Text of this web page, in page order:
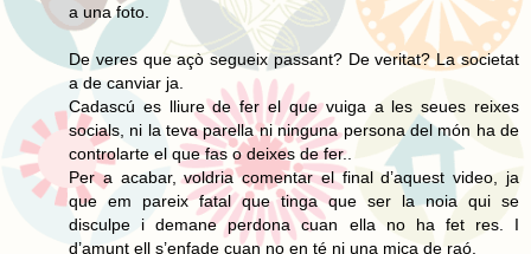
a una foto.
De veres que açò segueix passant? De veritat? La societat
a de canviar ja.
Cadascú es lliure de fer el que vuiga a les seues reixes
socials, ni la teva parella ni ninguna persona del món ha de
controlarte el que fas o deixes de fer..
Per a acabar, voldria comentar el final d’aquest video, ja
que em pareix fatal que tinga que ser la noia qui se
disculpe i demane perdona cuan ella no ha fet res. I
d’amunt ell s’enfade cuan no en té ni una mica de raó.